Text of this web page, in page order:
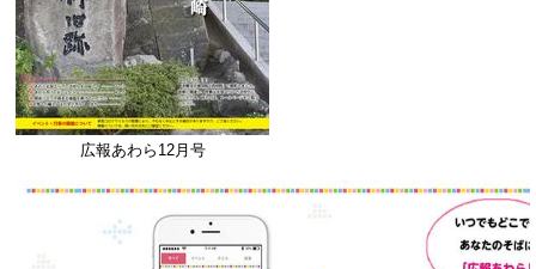
広報あわら12月号